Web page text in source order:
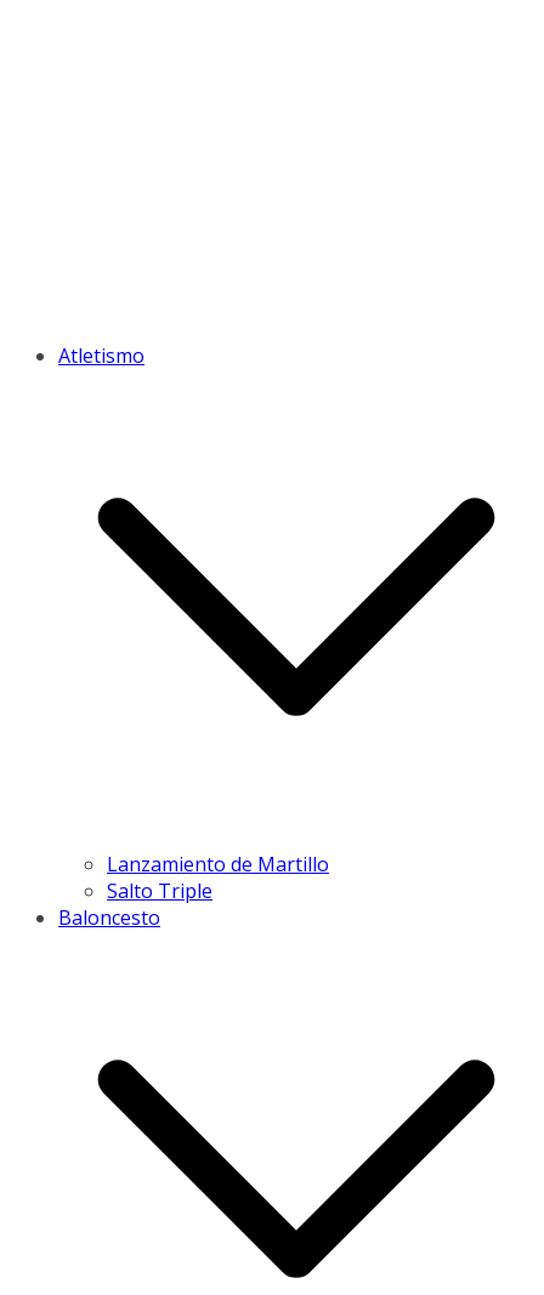
Atletismo
Lanzamiento de Martillo
Salto Triple
Baloncesto